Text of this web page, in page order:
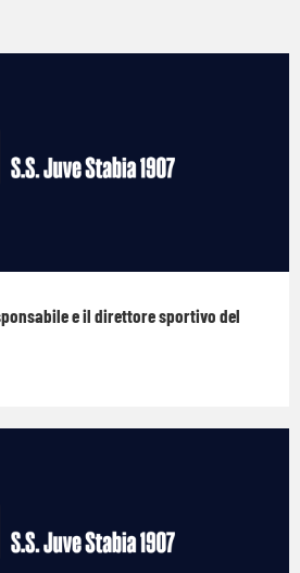
e il direttore sportivo del